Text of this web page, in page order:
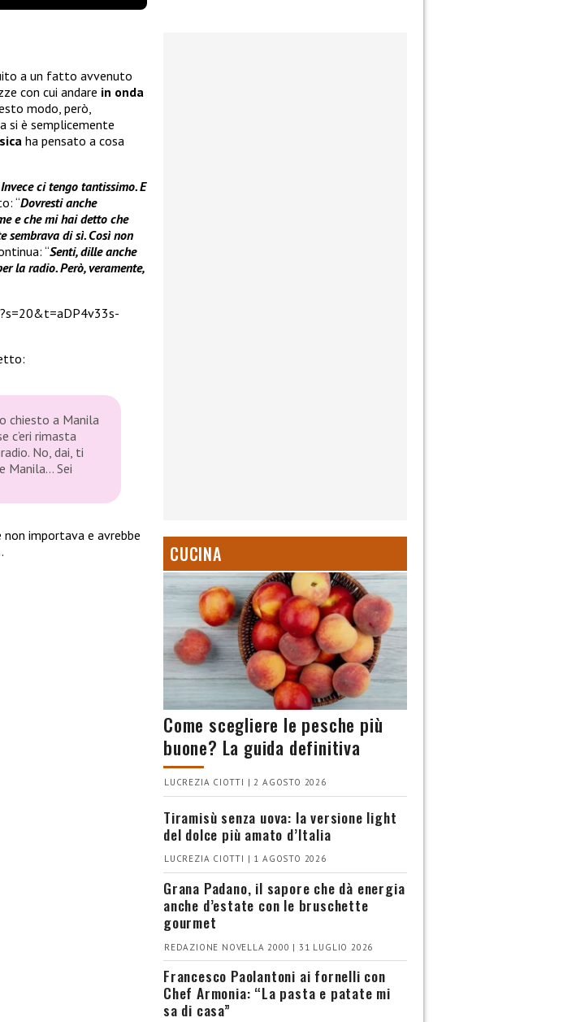
a un fatto avvenuto
con cui andare in onda
modo, però,
si è semplicemente
ha pensato a cosa
ci tengo tantissimo. E
“Dovresti anche
e che mi hai detto che
sembrava di sì. Così non
“Senti, dille anche
la radio. Però, veramente,
chiesto a Manila
c’eri rimasta
No, dai, ti
Manila… Sei
importava e avrebbe
CUCINA
Come scegliere le pesche più
buone? La guida definitiva
LUCREZIA CIOTTI | 2 AGOSTO 2026
Tiramisù senza uova: la versione light
del dolce più amato d’Italia
LUCREZIA CIOTTI | 1 AGOSTO 2026
Grana Padano, il sapore che dà energia
anche d’estate con le bruschette
gourmet
REDAZIONE NOVELLA 2000 | 31 LUGLIO 2026
Francesco Paolantoni ai fornelli con
Chef Armonia: “La pasta e patate mi
sa di casa”